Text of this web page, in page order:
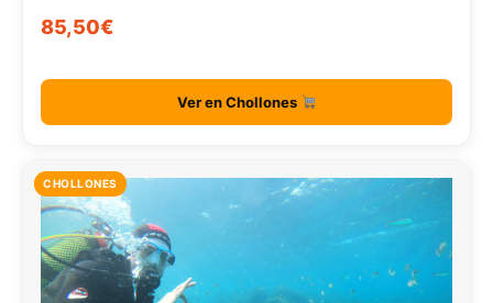
85,50€
Ver en Chollones
CHOLLONES